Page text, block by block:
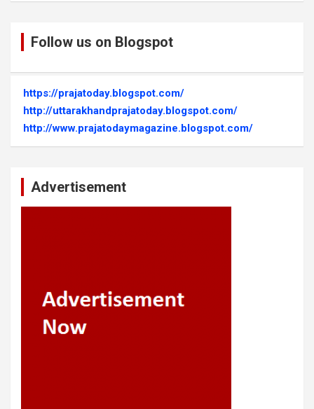
Follow us on Blogspot
https://prajatoday.blogspot.com/
http://uttarakhandprajatoday.blogspot.com/
http://www.prajatodaymagazine.blogspot.com/
Advertisement